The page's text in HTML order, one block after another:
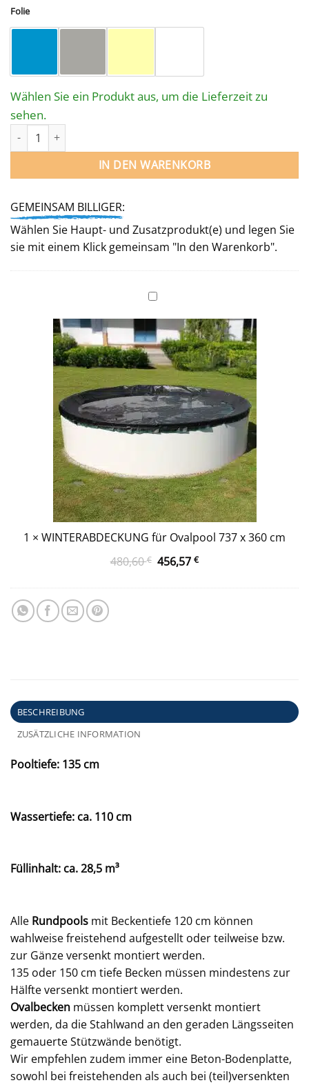
Folie
Wählen Sie ein Produkt aus, um die Lieferzeit zu
sehen.
STAHLWANDPOOL-SET SISSI mit SKIMMER und Düse - OVAL
IN DEN WARENKORB
GEMEINSAM BILLIGER:
Wählen Sie Haupt- und Zusatzprodukt(e) und legen Sie
sie mit einem Klick gemeinsam "In den Warenkorb".
WINTERABDECKUNG
Ovalpool
737 x 360 cm
1 × WINTERABDECKUNG für Ovalpool 737 x 360 cm
480,60€ Ursprünglicher
456,57€Aktueller
BESCHREIBUNG
ZUSÄTZLICHE INFORMATION
Pooltiefe: 135 cm
Wassertiefe: ca. 110 cm
Füllinhalt: ca. 28,5 m³
Alle Rundpools mit Beckentiefe 120 cm können
wahlweise freistehend aufgestellt oder teilweise bzw.
zur Gänze versenkt montiert werden.
135 oder 150 cm tiefe Becken müssen mindestens zur
Hälfte versenkt montiert werden.
Ovalbecken müssen komplett versenkt montiert
werden, da die Stahlwand an den geraden Längsseiten
gemauerte Stützwände benötigt.
Wir empfehlen zudem immer eine Beton-Bodenplatte,
sowohl bei freistehenden als auch bei (teil)versenkten